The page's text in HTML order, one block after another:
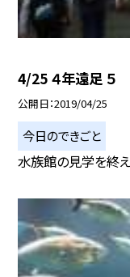
4/25 ４年遠足 ５
公開日 2019/04/25
今日のできごと
水族館の見学を終え